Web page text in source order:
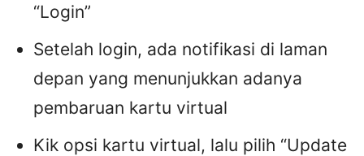
“Login”
Setelah login, ada notifikasi di laman
depan yang menunjukkan adanya
pembaruan kartu virtual
Kik opsi kartu virtual, lalu pilih “Update